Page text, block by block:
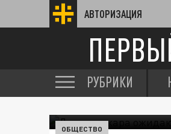
АВТОРИЗАЦИЯ
РУБРИКИ
ОБЩЕСТВО